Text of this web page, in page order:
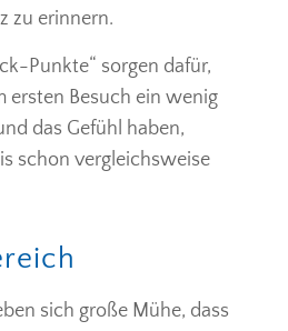
zu erinnern.
Punkte“ sorgen dafür,
ersten Besuch ein wenig
das Gefühl haben,
schon vergleichsweise
sich große Mühe, dass